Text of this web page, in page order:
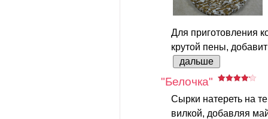
Для приготовления
крутой пены,
дальше
"Белочка"
Сырки натереть на
вилкой, добавляя